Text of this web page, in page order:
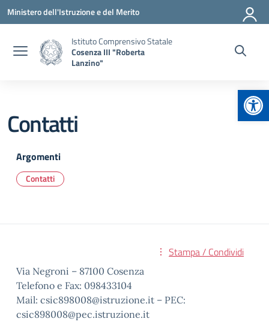
Vai ai contenuti
Vai al menu di navigazione
Vai al footer
Ministero dell'Istruzione e del Merito
Istituto Comprensivo Statale
Cosenza III "Roberta
Lanzino"
Contatti
Argomenti
Contatti
Stampa / Condividi
Via Negroni – 87100 Cosenza
Telefono e Fax: 098433104
Mail: csic898008@istruzione.it – PEC:
csic898008@pec.istruzione.it